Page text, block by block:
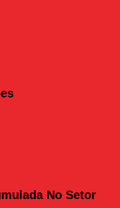
No Setor